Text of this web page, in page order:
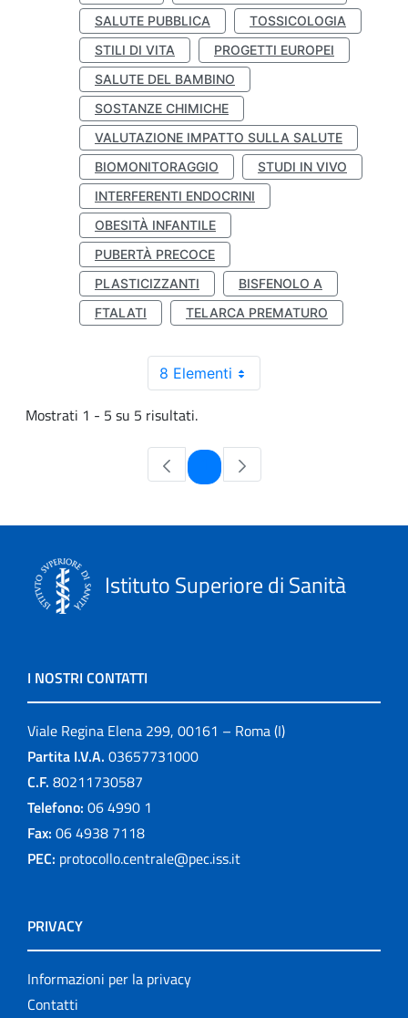
SALUTE PUBBLICA
TOSSICOLOGIA
STILI DI VITA
PROGETTI EUROPEI
SALUTE DEL BAMBINO
SOSTANZE CHIMICHE
VALUTAZIONE IMPATTO SULLA SALUTE
BIOMONITORAGGIO
STUDI IN VIVO
INTERFERENTI ENDOCRINI
OBESITÀ INFANTILE
PUBERTÀ PRECOCE
PLASTICIZZANTI
BISFENOLO A
FTALATI
TELARCA PREMATURO
8 Elementi
Mostrati 1 - 5 su 5 risultati.
Pagina
Istituto Superiore di Sanità
I NOSTRI CONTATTI
Viale Regina Elena 299, 00161 – Roma (I)
Partita I.V.A. 03657731000
C.F. 80211730587
Telefono: 06 4990 1
Fax: 06 4938 7118
PEC: protocollo.centrale@pec.iss.it
PRIVACY
Informazioni per la privacy
Contatti